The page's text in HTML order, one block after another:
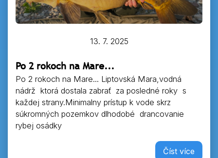
13. 7. 2025
Po 2 rokoch na Mare...
Po 2 rokoch na Mare... Liptovská Mara,vodná
nádrž ktorá dostala zabrať za posledné roky s
každej strany.Minimalny prístup k vode skrz
súkromných pozemkov dlhodobé drancovanie
rybej osádky
Číst více